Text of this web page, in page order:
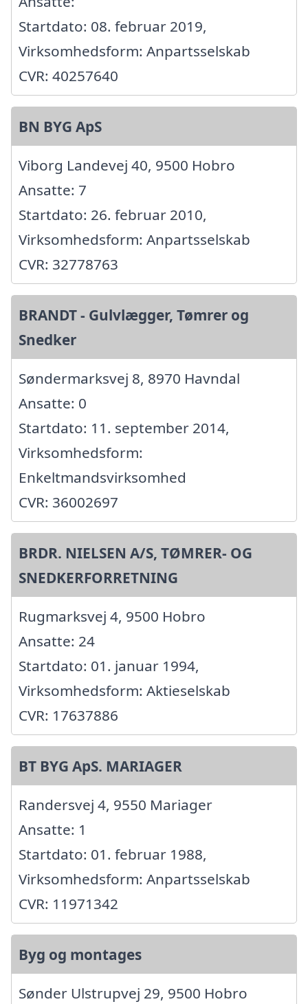
Startdato: 08. februar 2019,
Virksomhedsform: Anpartsselskab
CVR: 40257640
BN BYG ApS
Viborg Landevej 40, 9500 Hobro
Ansatte: 7
Startdato: 26. februar 2010,
Virksomhedsform: Anpartsselskab
CVR: 32778763
BRANDT - Gulvlægger, Tømrer og
Snedker
Søndermarksvej 8, 8970 Havndal
Ansatte: 0
Startdato: 11. september 2014,
Virksomhedsform:
Enkeltmandsvirksomhed
CVR: 36002697
BRDR. NIELSEN A/S, TØMRER- OG
SNEDKERFORRETNING
Rugmarksvej 4, 9500 Hobro
Ansatte: 24
Startdato: 01. januar 1994,
Virksomhedsform: Aktieselskab
CVR: 17637886
BT BYG ApS. MARIAGER
Randersvej 4, 9550 Mariager
Ansatte: 1
Startdato: 01. februar 1988,
Virksomhedsform: Anpartsselskab
CVR: 11971342
Byg og montages
Sønder Ulstrupvej 29, 9500 Hobro